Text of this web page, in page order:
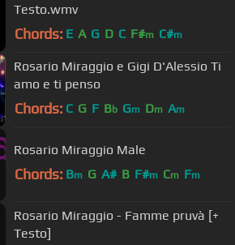
Testo.wmv
Chords: E A G D C F#m C#m
Rosario Miraggio e Gigi D'Alessio Ti
amo e ti penso
Chords: C G F Bb Gm Dm Am
Rosario Miraggio Male
Chords: Bm G A# B F#m Cm Fm
Rosario Miraggio - Famme pruvà [+
Testo]